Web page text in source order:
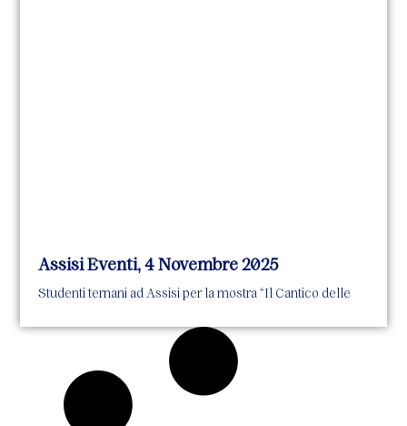
Assisi Eventi, 4 Novembre 2025
Studenti ternani ad Assisi per la mostra “Il Cantico delle